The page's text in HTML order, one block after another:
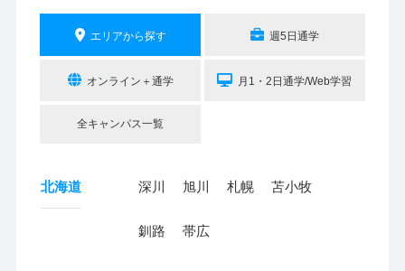
エリアから探す 週5日通学
オンライン＋通学 月1・2日通学/Web学習
全キャンパス一覧
北海道 深川 旭川 札幌 苫小牧
釧路 帯広